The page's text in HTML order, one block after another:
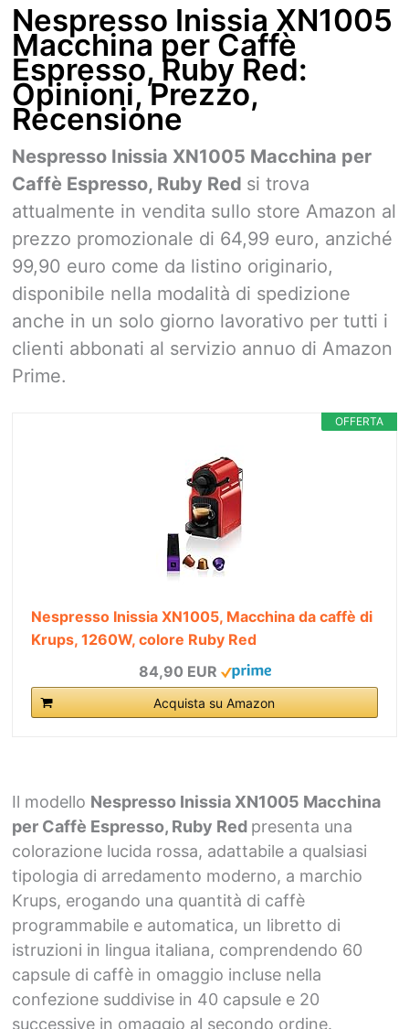
Nespresso Inissia XN1005
Macchina per Caffè
Espresso, Ruby Red:
Opinioni, Prezzo,
Recensione
Nespresso Inissia XN1005 Macchina per
Caffè Espresso, Ruby Red si trova
attualmente in vendita sullo store Amazon al
prezzo promozionale di 64,99 euro, anziché
99,90 euro come da listino originario,
disponibile nella modalità di spedizione
anche in un solo giorno lavorativo per tutti i
clienti abbonati al servizio annuo di Amazon
Prime.
OFFERTA
Nespresso Inissia XN1005, Macchina da caffè di
Krups, 1260W, colore Ruby Red
84,90 EUR
Acquista su Amazon
Il modello Nespresso Inissia XN1005 Macchina
per Caffè Espresso, Ruby Red presenta una
colorazione lucida rossa, adattabile a qualsiasi
tipologia di arredamento moderno, a marchio
Krups, erogando una quantità di caffè
programmabile e automatica, un libretto di
istruzioni in lingua italiana, comprendendo 60
capsule di caffè in omaggio incluse nella
confezione suddivise in 40 capsule e 20
successive in omaggio al secondo ordine.